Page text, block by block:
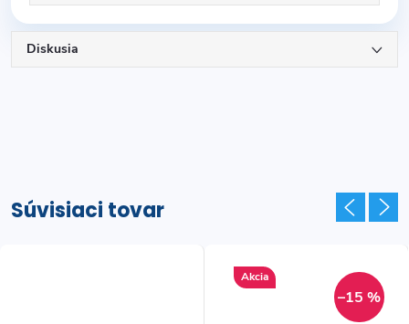
Diskusia
Súvisiaci tovar
Akcia
–15 %